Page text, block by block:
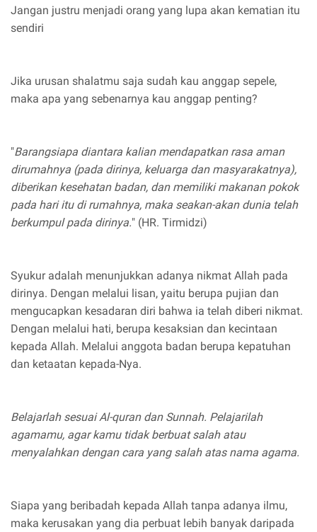
Jangan justru menjadi orang yang lupa akan kematian itu
sendiri
Jika urusan shalatmu saja sudah kau anggap sepele,
maka apa yang sebenarnya kau anggap penting?
"Barangsiapa diantara kalian mendapatkan rasa aman
dirumahnya (pada dirinya, keluarga dan masyarakatnya),
diberikan kesehatan badan, dan memiliki makanan pokok
pada hari itu di rumahnya, maka seakan-akan dunia telah
berkumpul pada dirinya." (HR. Tirmidzi)
Syukur adalah menunjukkan adanya nikmat Allah pada
dirinya. Dengan melalui lisan, yaitu berupa pujian dan
mengucapkan kesadaran diri bahwa ia telah diberi nikmat.
Dengan melalui hati, berupa kesaksian dan kecintaan
kepada Allah. Melalui anggota badan berupa kepatuhan
dan ketaatan kepada-Nya.
Belajarlah sesuai Al-quran dan Sunnah. Pelajarilah
agamamu, agar kamu tidak berbuat salah atau
menyalahkan dengan cara yang salah atas nama agama.
Siapa yang beribadah kepada Allah tanpa adanya ilmu,
maka kerusakan yang dia perbuat lebih banyak daripada